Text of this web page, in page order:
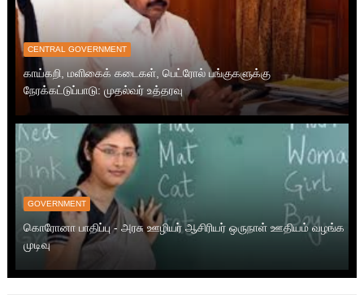
CENTRAL GOVERNMENT
காய்கறி, மளிகைக் கடைகள், பெட்ரோல் பங்குகளுக்கு
நேரக்கட்டுப்பாடு: முதல்வர் உத்தரவு
GOVERNMENT
கொரோனா பாதிப்பு - அரசு ஊழியர் ஆசிரியர் ஒருநாள் ஊதியம் வழங்க
முடிவு